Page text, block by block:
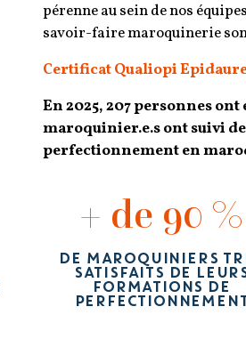
pérenne au sein de nos
savoir-faire maroquinerie
Certificat Qualiopi
En 2025, 207 personnes
maroquinier.e.s ont suivi
perfectionnement en
+ de 90 %
DE MAROQUINIERS
SATISFAITS DE
FORMATIONS DE